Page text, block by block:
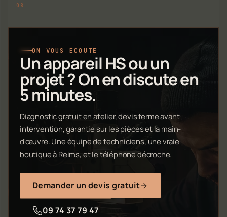
ON VOUS ÉCOUTE
Un appareil HS ou un
projet ? On en discute en
5 minutes.
Diagnostic gratuit en atelier, devis ferme avant
intervention, garantie sur les pièces et la main-
d'œuvre. Une équipe de techniciens, une vraie
boutique à Reims, et le téléphone décroche.
Demander un devis gratuit
09 74 37 79 47